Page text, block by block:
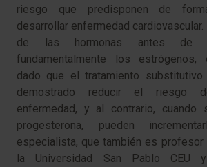
riesgo que predisponen de
desarrollar enfermedad
de las hormonas antes de
fundamentalmente los estrógenos,
dado que el tratamiento
demostrado reducir el riesgo
enfermedad, y al contrario, cuando
progesterona, pueden
especialista, que también es profesor
la Universidad San Pablo CEU